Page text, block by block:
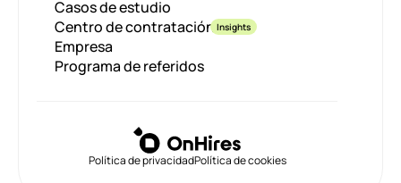
Casos de estudio
Centro de contrataciónInsights
Empresa
Programa de referidos
Política de privacidadPolítica de cookies